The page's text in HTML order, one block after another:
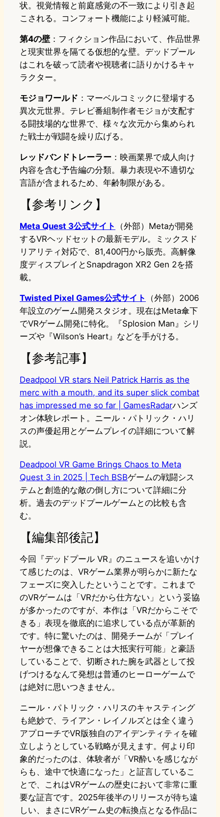
状。視覚情報と前庭感覚の不一致により引き起
こされる。コンフォート機能により軽減可能。
第4の壁 ：フィクション作品において、作品世界
と現実世界を隔てる仮想的な壁。デッドプール
はこれを破って読者や視聴者に語りかけるキャ
ラクター。
モジョワールド ：マーベルコミックに登場する
異次元世界。テレビ番組制作者モジョが支配す
る闘技場的な世界で、様々な次元から集められ
た戦士が戦闘を繰り広げる。
レッドバンドトレーラー ：映画業界で成人向け
内容を含む予告編の分類。暴力表現や不適切な
言語が含まれるため、年齢制限がある。
【参考リンク】
Meta Quest 3公式サイト
（外部）Metaが開発
するVRヘッドセットの最新モデル。ミックスド
リアリティ対応で、81,400円から販売。高解像
度ディスプレイとSnapdragon XR2 Gen 2を搭
載。
Twisted Pixel Games公式サイト
（外部）2006
年設立のゲーム開発スタジオ。現在はMeta傘下
でVRゲーム開発に特化。『Splosion Man』シリ
ーズや『Wilson’s Heart』などを手がける。
【参考記事】
Deadpool VR stars Neil Patrick Harris as the
merc with a mouth, and its super slick combat
has impressed me so far | GamesRadarハンズ
オン体験レポート。ニール・パトリック・ハリ
スの声優起用とゲームプレイの詳細について解
説。
Deadpool VR Game Brings Chaos to Meta
Quest 3 in 2025 | Tech BSBゲームの戦闘シス
テムと創造的な敵の倒し方について詳細に分
析。過去のデッドプールゲームとの比較も含
む。
【編集部後記】
今回『デッドプール VR』のニュースを追いかけ
て感じたのは、VRゲーム業界が明らかに新たな
フェーズに突入したということです。これまで
のVRゲームは「VRだから仕方ない」という妥協
が多かったのですが、本作は「VRだからこそで
きる」表現を徹底的に追求している点が革新的
です。特に驚いたのは、開発チームが「プレイ
ヤーが想像できることは大抵実行可能」と豪語
していることで、切断された腕を武器として投
げつけるなんて発想は普通のヒーローゲームで
は絶対に思いつきません。
ニール・パトリック・ハリスのキャスティング
も絶妙で、ライアン・レイノルズとは全く違う
アプローチでVR版独自のアイデンティティを確
立しようとしている戦略が見えます。何より印
象的だったのは、体験者が「VR酔いを感じなが
らも、途中で快適になった」と証言しているこ
とで、これはVRゲームの歴史において非常に重
要な証言です。2025年後半のリリースが待ち遠
しい、まさにVRゲーム史の転換点となる作品に